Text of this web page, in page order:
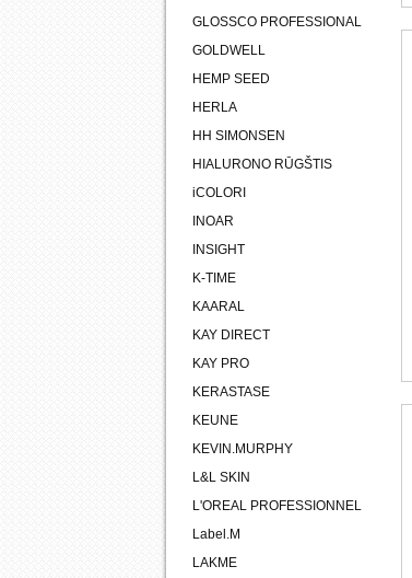
GLOSSCO PROFESSIONAL
GOLDWELL
HEMP SEED
HERLA
HH SIMONSEN
HIALURONO RŪGŠTIS
iCOLORI
INOAR
INSIGHT
K-TIME
KAARAL
KAY DIRECT
KAY PRO
KERASTASE
KEUNE
KEVIN.MURPHY
L&L SKIN
L'OREAL PROFESSIONNEL
Label.M
LAKME